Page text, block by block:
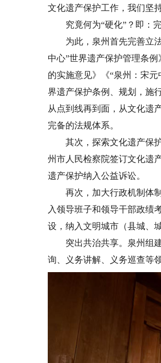
文化遗产保护工作，我们坚
究竟何为“硬化”？即：完
为此，泉州首先完善立法
中心”世界遗产保护管理条
的实施意见》《“泉州：宋
界遗产保护条例、规划，施
从点到线再到面，从文化遗
完备的法规体系。
其次，探索文化遗产保护
州市人民检察院签订文化遗
遗产保护纳入公益诉讼。
再次，加大行政机制体制
入领导班子和领导干部政绩
设，纳入文明城市（县城、
突出共治共享。泉州组建
询、义务讲解、义务巡查等